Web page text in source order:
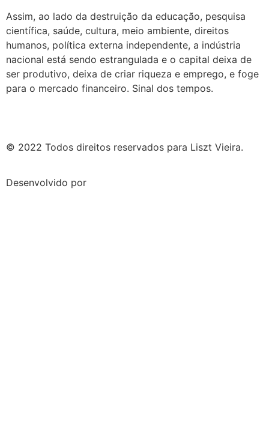
Assim, ao lado da destruição da educação, pesquisa
científica, saúde, cultura, meio ambiente, direitos
humanos, política externa independente, a indústria
nacional está sendo estrangulada e o capital deixa de
ser produtivo, deixa de criar riqueza e emprego, e foge
para o mercado financeiro. Sinal dos tempos.
© 2022 Todos direitos reservados para Liszt Vieira.
Desenvolvido por